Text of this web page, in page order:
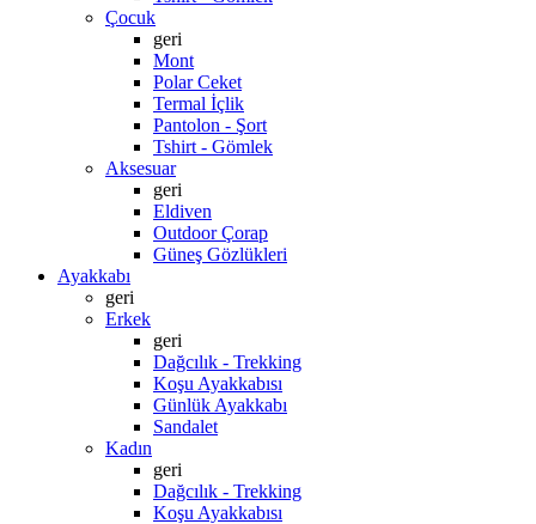
Çocuk
geri
Mont
Polar Ceket
Termal İçlik
Pantolon - Şort
Tshirt - Gömlek
Aksesuar
geri
Eldiven
Outdoor Çorap
Güneş Gözlükleri
Ayakkabı
geri
Erkek
geri
Dağcılık - Trekking
Koşu Ayakkabısı
Günlük Ayakkabı
Sandalet
Kadın
geri
Dağcılık - Trekking
Koşu Ayakkabısı